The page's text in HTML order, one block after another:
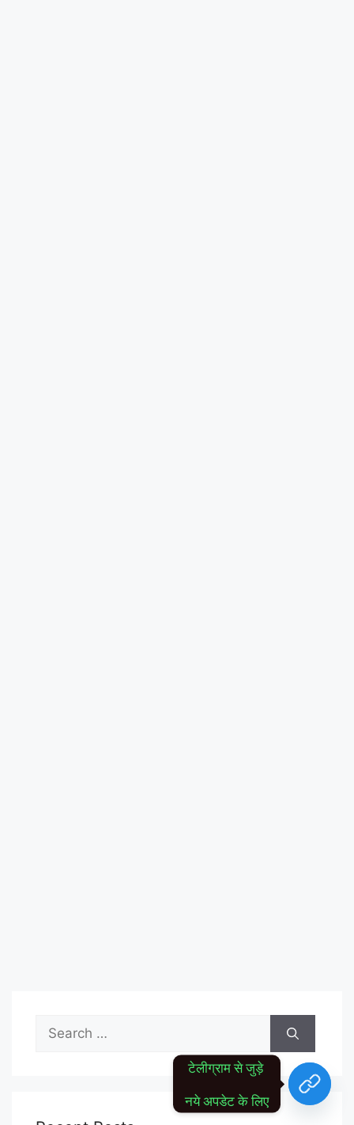
Search
for:
टेलीग्राम से जुड़े
नये अपडेट के लिए